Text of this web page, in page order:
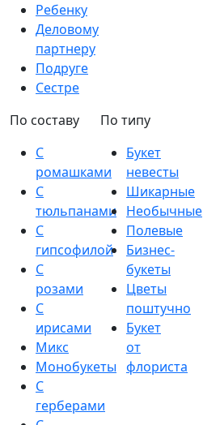
Ребенку
Деловому
партнеру
Подруге
Сестре
По составу
С
ромашками
С
тюльпанами
С
гипсофилой
С
розами
С
ирисами
Микс
Монобукеты
С
герберами
По типу
Букет
невесты
Шикарные
Необычные
Полевые
Бизнес-
букеты
Цветы
поштучно
Букет
от
флориста